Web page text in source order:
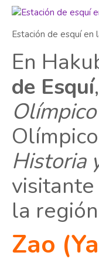
Estación de esquí en
En
de Esquí
Historia
la
Zao